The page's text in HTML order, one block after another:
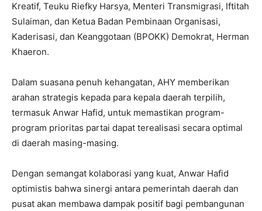
Kreatif, Teuku Riefky Harsya, Menteri Transmigrasi, Iftitah
Sulaiman, dan Ketua Badan Pembinaan Organisasi,
Kaderisasi, dan Keanggotaan (BPOKK) Demokrat, Herman
Khaeron.
Dalam suasana penuh kehangatan, AHY memberikan
arahan strategis kepada para kepala daerah terpilih,
termasuk Anwar Hafid, untuk memastikan program-
program prioritas partai dapat terealisasi secara optimal
di daerah masing-masing.
Dengan semangat kolaborasi yang kuat, Anwar Hafid
optimistis bahwa sinergi antara pemerintah daerah dan
pusat akan membawa dampak positif bagi pembangunan